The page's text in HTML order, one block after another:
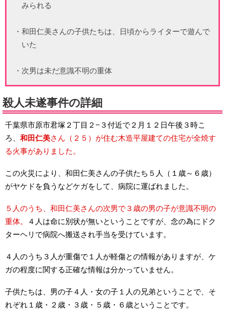
みられる
・和田仁美さんの子供たちは、日頃からライターで遊んで
いた
・次男は未だ意識不明の重体
殺人未遂事件の詳細
千葉県市原市君塚２丁目２−３付近で２月１２日午後３時こ
ろ、 和田仁美さん（２５）が住む木造平屋建ての住宅が全焼す
る火事がありました。
この火災により、和田仁美さんの子供たち５人（１歳～６歳）
がヤケドを負うなどケガをして、病院に運ばれました。
５人のうち、和田仁美さんの次男で３歳の男の子が意識不明の
重体。
４人は命に別状が無いということですが、念の為にドク
ターヘリで病院へ搬送され手当を受けています。
４人のうち３人が重傷で１人が軽傷との情報がありますが、ケ
ガの程度に関する正確な情報は分かっていません。
子供たちは、男の子４人・女の子１人の兄弟ということで、そ
れぞれ１歳・２歳・３歳・５歳・６歳ということです。